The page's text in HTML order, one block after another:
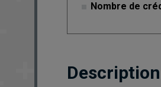
Nombre de
Description